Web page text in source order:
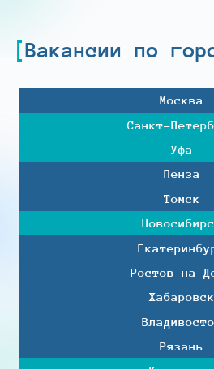
Вакансии по
Москва
Санкт-
Уфа
Пенза
Томск
Ростов-на-
Хабаровск
Рязань